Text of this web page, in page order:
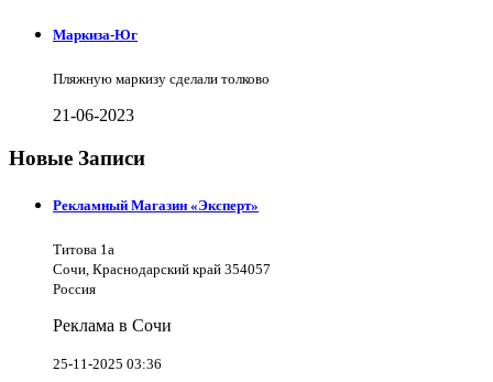
Маркиза-Юг
Пляжную маркизу сделали толково
21-06-2023
Новые Записи
Рекламный Магазин «Эксперт»
Титова 1а
Сочи, Краснодарский край 354057
Россия
Реклама в Сочи
25-11-2025 03:36